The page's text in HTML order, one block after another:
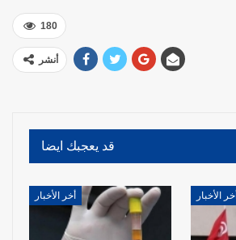
180
أنشر
قد يعجبك ايضا
أخر الأخبار أخر الأخبار